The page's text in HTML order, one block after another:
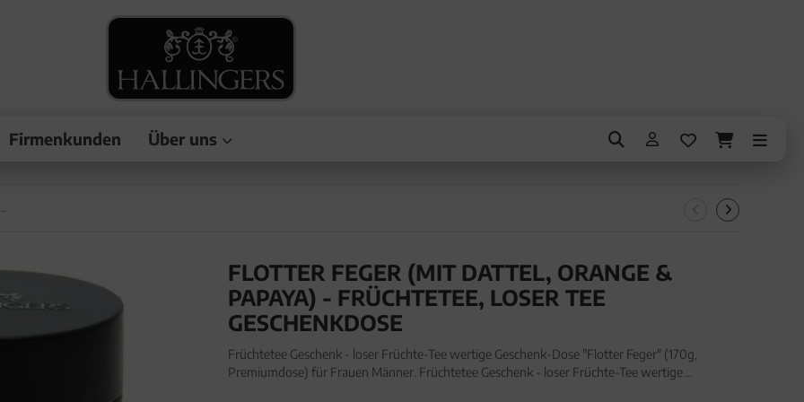
Firmenkunden Über uns
FLOTTER FEGER (MIT DATTEL, ORANGE &
PAPAYA) - FRÜCHTETEE, LOSER TEE
GESCHENKDOSE
Früchtetee Geschenk - loser Früchte-Tee wertige Geschenk-Dose "Flotter Feger" (170g,
Premiumdose) für Frauen Männer. Früchtetee Geschenk - loser Früchte-Tee wertige